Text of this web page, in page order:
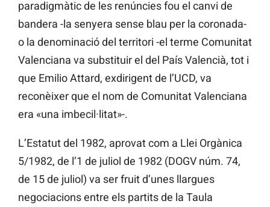
paradigmàtic de les renúncies fou el canvi de
bandera -la senyera sense blau per la coronada-
o la denominació del territori -el terme Comunitat
Valenciana va substituir el del País Valencià, tot i
que Emilio Attard, exdirigent de l’UCD, va
reconèixer que el nom de Comunitat Valenciana
era «una imbecil·litat»-.
L’Estatut del 1982, aprovat com a Llei Orgànica
5/1982, de l’1 de juliol de 1982 (DOGV núm. 74,
de 15 de juliol) va ser fruit d’unes llargues
negociacions entre els partits de la Taula